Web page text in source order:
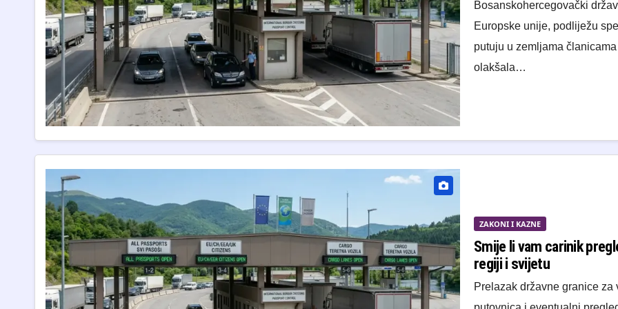
Bosanskohercegovački
Europske unije, podliježu
putuju u zemljama
olakšala…
ZAKONI I KAZNE
Smije li vam carinik
regiji i svijetu
Prelazak državne granice